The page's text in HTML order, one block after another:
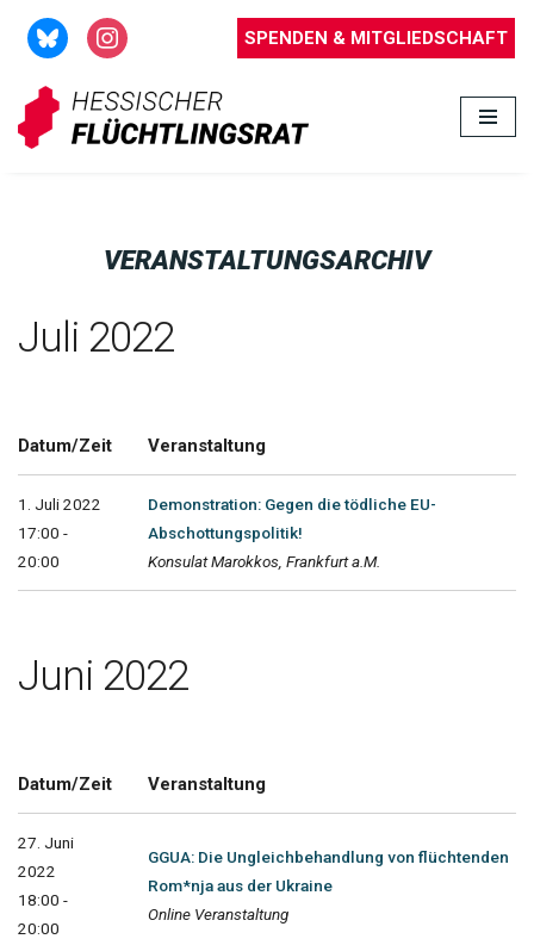
Zum
Inhalt
springen
SPENDEN & MITGLIEDSCHAFT
VERANSTALTUNGSARCHIV
Juli 2022
Datum/Zeit Veranstaltung
1. Juli 2022
17:00 -
20:00
Demonstration: Gegen die tödliche EU-
Abschottungspolitik!
Konsulat Marokkos, Frankfurt a.M.
Juni 2022
Datum/Zeit Veranstaltung
27. Juni
2022
18:00 -
20:00
GGUA: Die Ungleichbehandlung von flüchtenden
Rom*nja aus der Ukraine
Online Veranstaltung